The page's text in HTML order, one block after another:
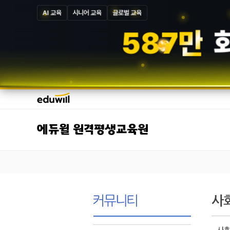
AI 교육 시니어 교육 글로벌 교육
587만
에듀윌 원격평생교육원